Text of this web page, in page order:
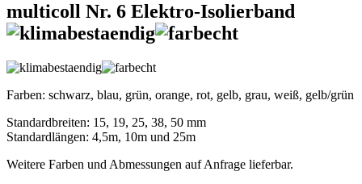
multicoll Nr. 6 Elektro-Isolierband
Farben: schwarz, blau, grün, orange, rot, gelb, grau, weiß, gelb/grün
Standardbreiten: 15, 19, 25, 38, 50 mm
Standardlängen: 4,5m, 10m und 25m
Weitere Farben und Abmessungen auf Anfrage lieferbar.